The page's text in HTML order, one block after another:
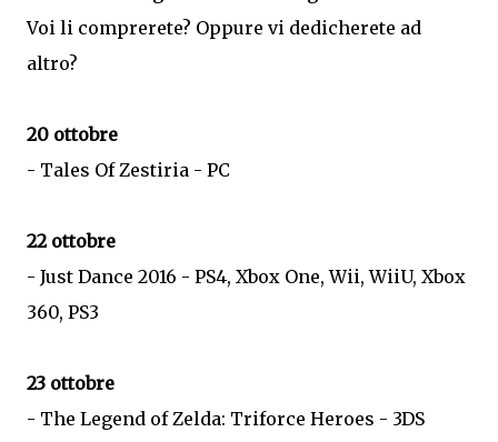
Voi li comprerete? Oppure vi dedicherete ad
altro?
20 ottobre
- Tales Of Zestiria - PC
22 ottobre
- Just Dance 2016 - PS4, Xbox One, Wii, WiiU, Xbox
360, PS3
23 ottobre
- The Legend of Zelda: Triforce Heroes - 3DS